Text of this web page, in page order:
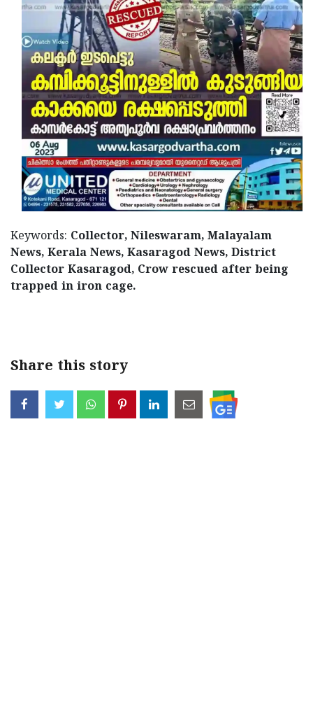
Keywords: Collector, Nileswaram, Malayalam
News, Kerala News, Kasaragod News, District
Collector Kasaragod, Crow rescued after being
trapped in iron cage.
Share this story